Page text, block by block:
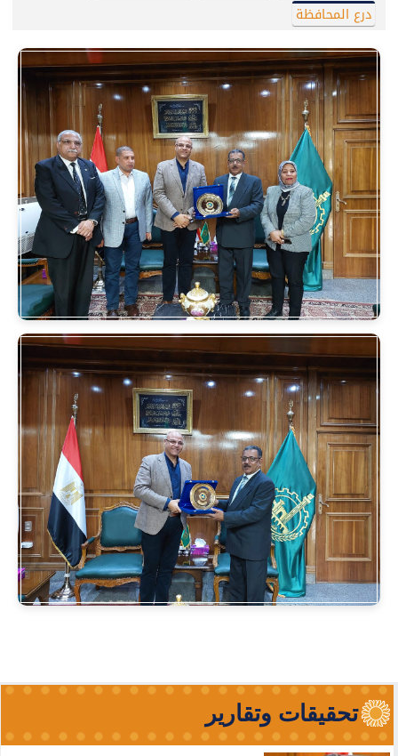
درع المحافظة
تحقيقات وتقارير